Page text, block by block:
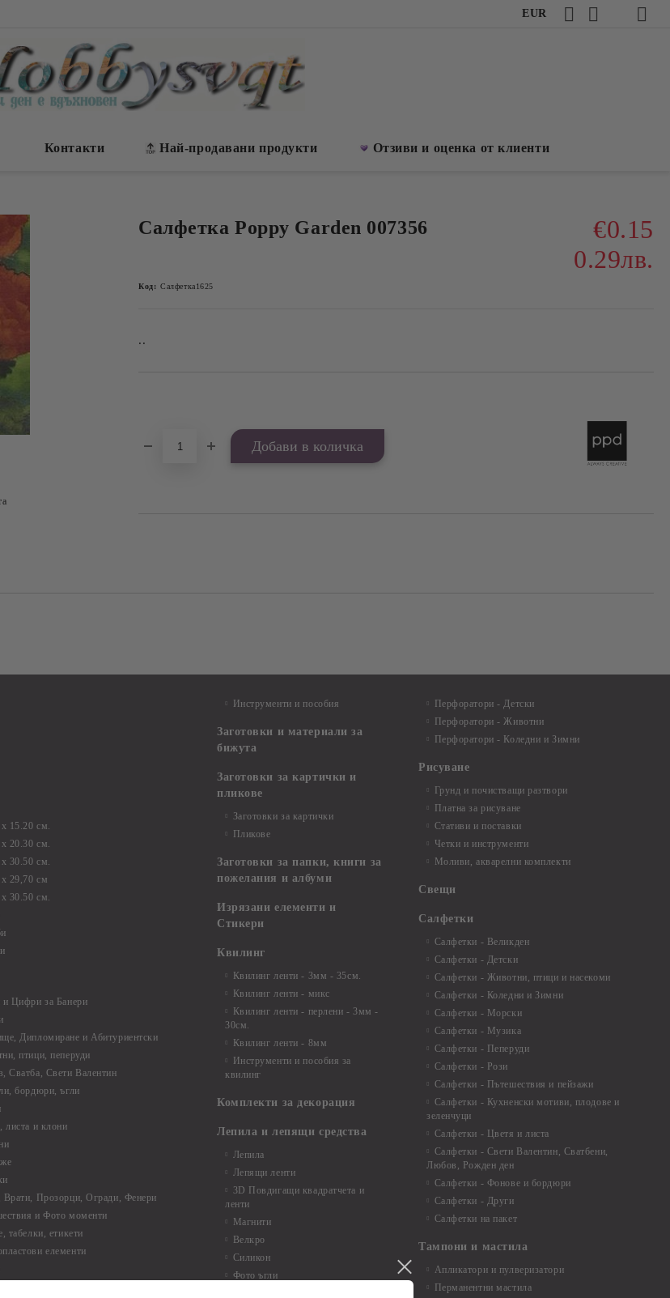
EUR
Контакти Най-продавани продукти Отзиви и оценка от клиенти
Салфетка Poppy Garden 007356
€0.15
0.29лв.
Код: Салфетка1625
..
15.20 см.
20.30 см.
30.50 см.
29,70 см
30.50 см.
и Цифри за Банери
Дипломиране и Абитуриентски
птици, пеперуди
Сватба, Свети Валентин
бордюри, ъгли
листа и клони
Врати, Прозорци, Огради, Фенери
и Фото моменти
табелки, етикети
елементи
Инструменти и пособия
Заготовки и материали за
бижута
Заготовки за картички и
пликове
Заготовки за картички
Пликове
Заготовки за папки, книги за
пожелания и албуми
Изрязани елементи и
Стикери
Квилинг
Квилинг ленти - 3мм - 35см.
Квилинг ленти - микс
Квилинг ленти - перлени - 3мм -
30см.
Квилинг ленти - 8мм
Инструменти и пособия за
квилинг
Комплекти за декорация
Лепила и лепящи средства
Лепила
Лепящи ленти
3D Повдигащи квадратчета и
ленти
Магнити
Велкро
Силикон
Фото ъгли
Перфоратори - Детски
Перфоратори - Животни
Перфоратори - Коледни и Зимни
Рисуване
Грунд и почистващи разтвори
Платна за рисуване
Стативи и поставки
Четки и инструменти
Моливи, акварелни комплекти
Свещи
Салфетки
Салфетки - Великден
Салфетки - Детски
Салфетки - Животни, птици и насекоми
Салфетки - Коледни и Зимни
Салфетки - Морски
Салфетки - Музика
Салфетки - Пеперуди
Салфетки - Рози
Салфетки - Пътешествия и пейзажи
Салфетки - Кухненски мотиви, плодове и
зеленчуци
Салфетки - Цветя и листа
Салфетки - Свети Валентин, Сватбени,
Любов, Рожден ден
Салфетки - Фонове и бордюри
Салфетки - Други
Салфетки на пакет
Тампони и мастила
Апликатори и пулверизатори
Перманентни мастила